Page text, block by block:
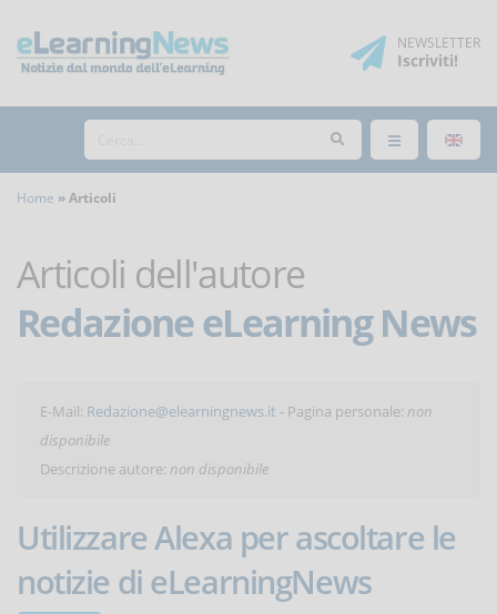
NEWSLETTER
Iscriviti!
Home Articoli
Articoli dell'autore
Redazione eLearning News
E-Mail: Redazione@elearningnews.it - Pagina personale: non
disponibile
Descrizione autore: non disponibile
Utilizzare Alexa per ascoltare le
notizie di eLearningNews